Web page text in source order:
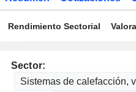
Rendimiento Sectorial
Sector: